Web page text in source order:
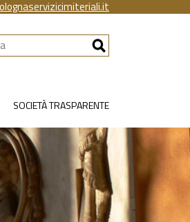
SOCIETÀ TRASPARENTE